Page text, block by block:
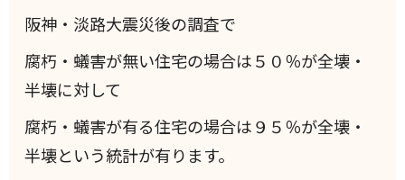
阪神・淡路大震災後の調査で
腐朽・蟻害が無い住宅の場合は５０％が全壊・
半壊に対して
腐朽・蟻害が有る住宅の場合は９５％が全壊・
半壊という統計が有ります。